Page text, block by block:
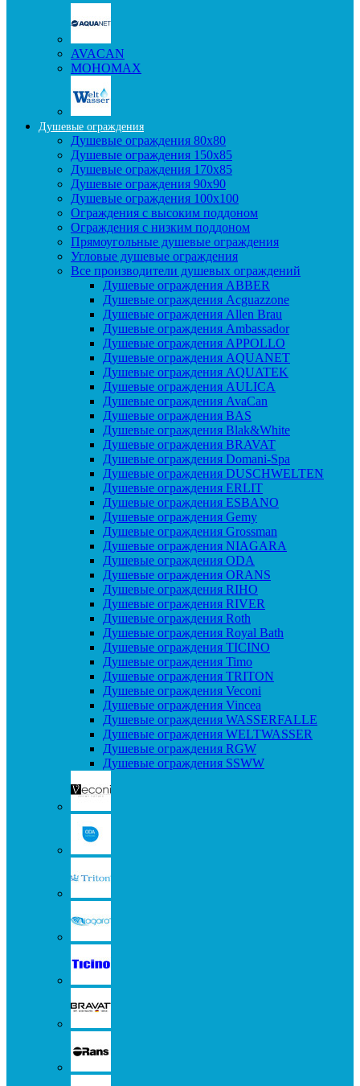
AVACAN
МОНОМАХ
Душевые ограждения
Душевые ограждения 80x80
Душевые ограждения 150x85
Душевые ограждения 170x85
Душевые ограждения 90x90
Душевые ограждения 100x100
Ограждения с высоким поддоном
Ограждения с низким поддоном
Прямоугольные душевые ограждения
Угловые душевые ограждения
Все производители душевых ограждений
Душевые ограждения ABBER
Душевые ограждения Acguazzone
Душевые ограждения Allen Brau
Душевые ограждения Ambassador
Душевые ограждения APPOLLO
Душевые ограждения AQUANET
Душевые ограждения AQUATEK
Душевые ограждения AULICA
Душевые ограждения AvaCan
Душевые ограждения BAS
Душевые ограждения Blak&White
Душевые ограждения BRAVAT
Душевые ограждения Domani-Spa
Душевые ограждения DUSCHWELTEN
Душевые ограждения ERLIT
Душевые ограждения ESBANO
Душевые ограждения Gemy
Душевые ограждения Grossman
Душевые ограждения NIAGARA
Душевые ограждения ODA
Душевые ограждения ORANS
Душевые ограждения RIHO
Душевые ограждения RIVER
Душевые ограждения Roth
Душевые ограждения Royal Bath
Душевые ограждения TICINO
Душевые ограждения Timo
Душевые ограждения TRITON
Душевые ограждения Veconi
Душевые ограждения Vincea
Душевые ограждения WASSERFALLE
Душевые ограждения WELTWASSER
Душевые ограждения RGW
Душевые ограждения SSWW